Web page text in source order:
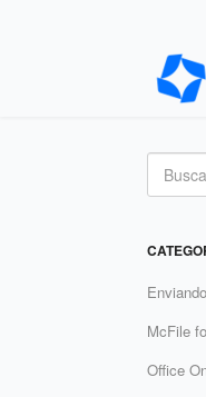
McFile
Office